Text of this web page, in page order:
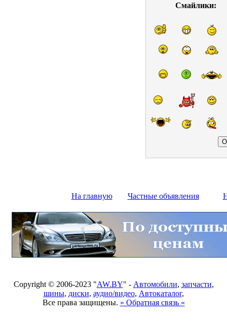
Смайлики:
На главную Частные объявления
Copyright © 2006-2023 "AW.BY" - Автомобили, запчасти,
шины, диски, аудио/видео, Автокаталог,
Все права защищены. » Обратная связь «